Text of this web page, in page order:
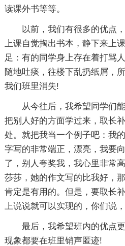
读课外书等等。
以前，我们有很多的优点
上课自觉掏出书本，静下来上
足：有的同学身上存在着打骂
随地吐痰，往楼下乱扔纸屑，
我们班里消失!
从今往后，我希望同学们
把别人好的方面学过来，取长
处。就把我当一个例子吧：我
字写的非常端正，漂亮，我要
了，别人夸奖我，我心里非常
莎莎，她的作文写的比我好，
肯定是有用的。但是，要取长
上说说就可以实现的，你们说
最后，我希望班内的优点
现象都要在班里销声匿迹!